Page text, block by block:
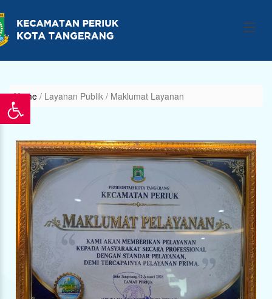
Home / Layanan Publik / Maklumat Layanan